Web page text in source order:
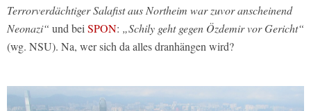
Terrorverdächtiger Salafist aus Northeim war zuvor anscheinend
Neonazi“ und bei SPON: „Schily geht gegen Özdemir vor Gericht“
(wg. NSU). Na, wer sich da alles dranhängen wird?